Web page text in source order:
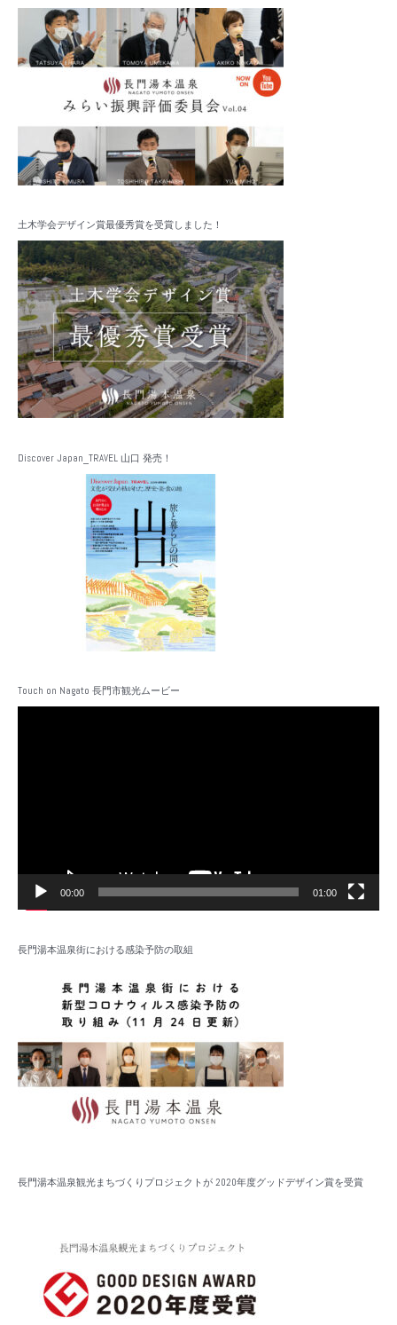
土木学会デザイン賞最優秀賞を受賞しました！
Discover Japan_TRAVEL 山口 発売！
Touch on Nagato 長門市観光ムービー
00:00 01:00
長門湯本温泉街における感染予防の取組
長門湯本温泉観光まちづくりプロジェクトが 2020年度グッドデザイン賞を受賞